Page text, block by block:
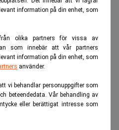
information på din enhet, som
olika partners för vissa av
som innebär att vår partners
information på din enhet, som
använder.
vi behandlar personuppgifter som
beteendedata. Vår behandling av
eller berättigat intresse som